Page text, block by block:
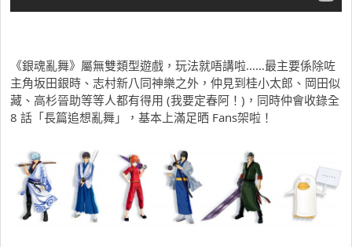
《銀魂亂舞》屬無雙類型遊戲，玩法就唔講啦……最主要係除咗
主角坂田銀時、志村新八同神樂之外，仲見到桂小太郎、岡田似
藏、高杉晉助等等人都有得用 (我要定春阿！)，同時仲會收錄全
8 話「長篇追想亂舞」，基本上滿足晒 Fans架啦！